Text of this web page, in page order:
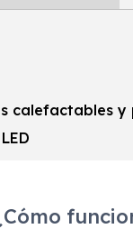
calefactables y